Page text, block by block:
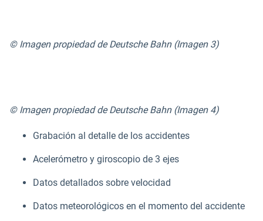
© Imagen propiedad de Deutsche Bahn (Imagen 3)
© Imagen propiedad de Deutsche Bahn (Imagen 4)
Grabación al detalle de los accidentes
Acelerómetro y giroscopio de 3 ejes
Datos detallados sobre velocidad
Datos meteorológicos en el momento del accidente